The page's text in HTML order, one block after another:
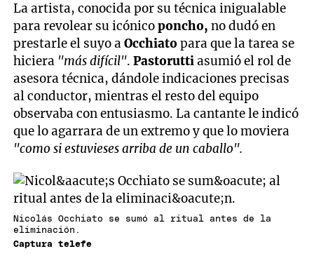
La artista, conocida por su técnica inigualable
para revolear su icónicoponcho, no dudó en
prestarle el suyo aOcchiatopara que la tarea se
hiciera "más difícil".Pastoruttiasumió el rol de
asesora técnica, dándole indicaciones precisas
al conductor, mientras el resto del equipo
observaba con entusiasmo. La cantante le indicó
que lo agarrara de un extremo y que lo moviera
"como si estuvieses arriba de un caballo".
Nicolás Occhiato se sumó al ritual antes de la
eliminación.
Captura telefe